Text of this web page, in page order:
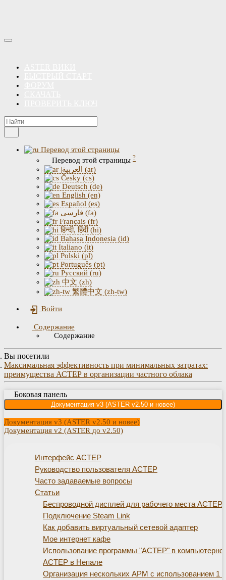
Перевод этой страницы
Перевод этой страницы ?
|العربية (ar)
Česky (cs)
Deutsch (de)
English (en)
Español (es)
فارسی (fa)
Français (fr)
हिन्दी, हिंदी (hi)
Bahasa Indonesia (id)
Italiano (it)
Polski (pl)
Português (pt)
Русский (ru)
中文 (zh)
繁體中文 (zh-tw)
Войти
Содержание
Содержание
Вы посетили
Максимальная эффективность при минимальных затратах:
преимущества АСТЕР в организации частного облака
Боковая панель
Документация v3 (ASTER v2.50 и новее)
Документация v3 (ASTER v2.50 и новее)
Документация v2 (ASTER до v2.50)
Интерфейс АСТЕР
Руководство пользователя АСТЕР
Часто задаваемые вопросы
Статьи
Беспроводной дисплей для рабочего места АСТЕР.
Подключение Steam Link
Как добавить виртуальный сетевой адаптер
Мое интернет кафе
Использование программы "АСТЕР" в
АСТЕР в Непале
Организация нескольких АРМ с использованием 1